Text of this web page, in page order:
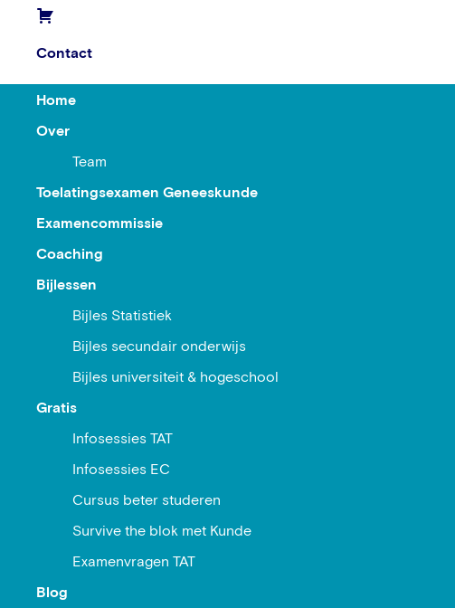
Contact
Home
Over
Team
Toelatingsexamen Geneeskunde
Examencommissie
Coaching
Bijlessen
Bijles Statistiek
Bijles secundair onderwijs
Bijles universiteit & hogeschool
Gratis
Infosessies TAT
Infosessies EC
Cursus beter studeren
Survive the blok met Kunde
Examenvragen TAT
Blog